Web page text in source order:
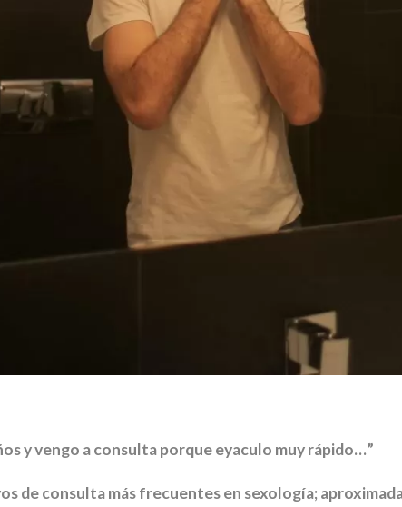
y vengo a consulta porque eyaculo muy rápido…”
de consulta más frecuentes en sexología;